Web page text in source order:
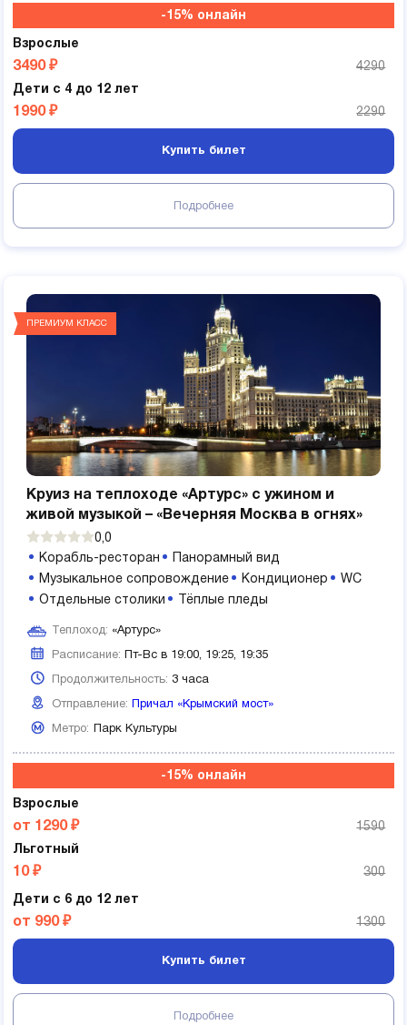
-15% онлайн
Взрослые
4290
3490 ₽
Дети с 4 до 12 лет
2290
1990 ₽
Купить билет
Подробнее
ПРЕМИУМ КЛАСС
Круиз на теплоходе «Артурс» с ужином и
живой музыкой – «Вечерняя Москва в огнях»
0,0
Корабль-ресторан
Панорамный вид
Музыкальное сопровождение
Кондиционер
WC
Отдельные столики
Тёплые пледы
Теплоход: «Артурс»
Расписание: Пт-Вс в 19:00, 19:25, 19:35
Продолжительность: 3 часа
Отправление: Причал «Крымский мост»
Метро: Парк Культуры
-15% онлайн
Взрослые
1590
от 1290 ₽
Льготный
300
10 ₽
Дети с 6 до 12 лет
1300
от 990 ₽
Купить билет
Подробнее